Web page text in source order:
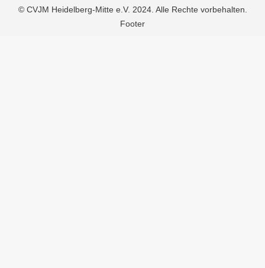
© CVJM Heidelberg-Mitte e.V. 2024. Alle Rechte vorbehalten.
Footer